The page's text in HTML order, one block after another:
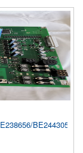
BE244305